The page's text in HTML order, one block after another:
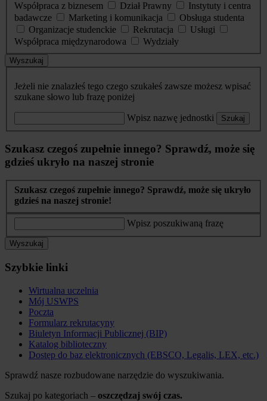
Współpraca z biznesem
Dział Prawny
Instytuty i centra
badawcze
Marketing i komunikacja
Obsługa studenta
Organizacje studenckie
Rekrutacja
Usługi
Współpraca międzynarodowa
Wydziały
Wyszukaj
Jeżeli nie znalazłeś tego czego szukałeś zawsze możesz wpisać
szukane słowo lub frazę poniżej
Wpisz nazwę jednostki Szukaj
Szukasz czegoś zupełnie innego? Sprawdź, może się
gdzieś ukryło na naszej stronie
Szukasz czegoś zupełnie innego? Sprawdź, może się ukryło
gdzieś na naszej stronie!
Wpisz poszukiwaną frazę
Wyszukaj
Szybkie linki
Wirtualna uczelnia
Mój USWPS
Poczta
Formularz rekrutacyny
Biuletyn Informacji Publicznej (BIP)
Katalog biblioteczny
Dostęp do baz elektronicznych (EBSCO, Legalis, LEX, etc.)
Sprawdź nasze rozbudowane narzędzie do wyszukiwania.
Szukaj po kategoriach – oszczędzaj swój czas.